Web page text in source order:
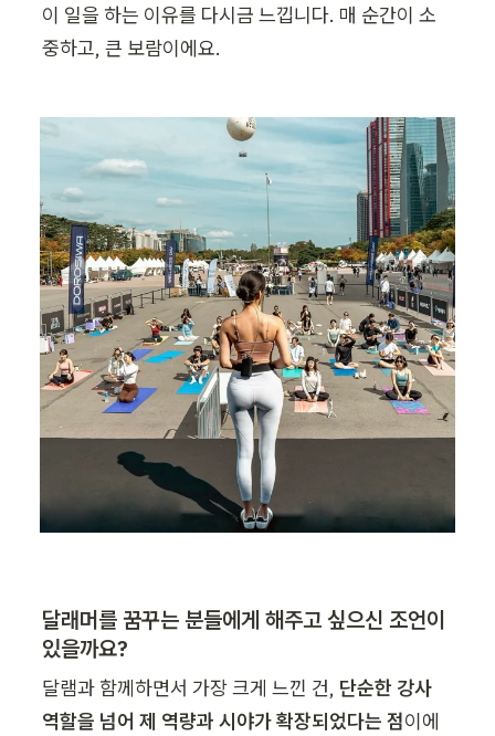
이 일을 하는 이유를 다시금 느낍니다. 매 순간이 소
중하고, 큰 보람이에요.
달래머를 꿈꾸는 분들에게 해주고 싶으신 조언이
있을까요?
달램과 함께하면서 가장 크게 느낀 건, 단순한 강사
역할을 넘어 제 역량과 시야가 확장되었다는 점이에